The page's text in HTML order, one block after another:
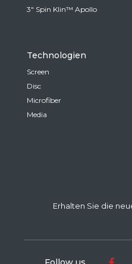
3" Spin Klin™ Apollo
Technologien
Screen
Disc
Microfiber
Media
Erhalten Sie die